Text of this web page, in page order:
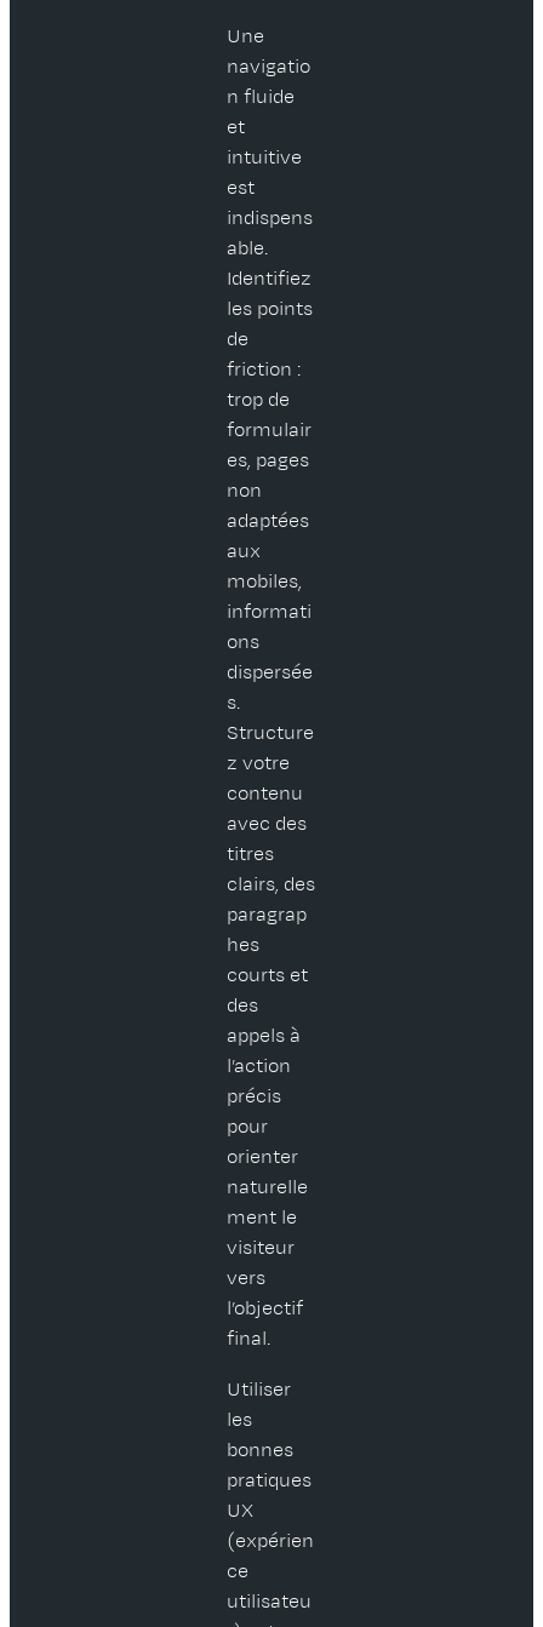
Une
navigatio
n fluide
et
intuitive
est
indispens
able.
Identifiez
les points
de
friction :
trop de
formulair
es, pages
non
adaptées
aux
mobiles,
informati
ons
dispersée
s.
Structure
z votre
contenu
avec des
titres
clairs, des
paragrap
hes
courts et
des
appels à
l’action
précis
pour
orienter
naturelle
ment le
visiteur
vers
l’objectif
final.
Utiliser
les
bonnes
pratiques
UX
(expérien
ce
utilisateu